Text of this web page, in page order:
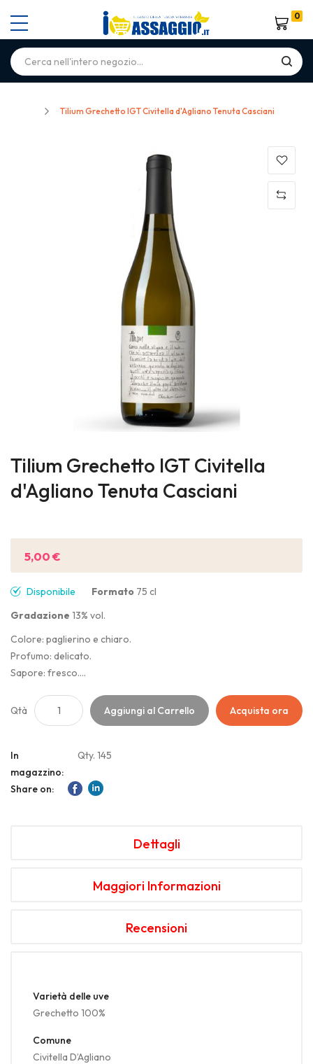
Carrello
0
Tilium Grechetto IGT Civitella d'Agliano Tenuta Casciani
to
the
beginning
images
gallery
Tilium Grechetto IGT Civitella
d'Agliano Tenuta Casciani
5,00 €
Disponibile Formato 75 cl
Gradazione 13% vol.
Colore: paglierino e chiaro.
Profumo: delicato.
Sapore: fresco.
piatti a base di pesce di mare; servire alla temperatura di 14°C.
Qtà Aggiungi al Carrello Acquista ora
In
magazzino:
Qty. 145
Share on:
Dettagli
Maggiori Informazioni
Recensioni
Varietà delle uve
Grechetto 100%
Comune
Civitella D’Agliano